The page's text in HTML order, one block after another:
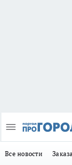
Все новости